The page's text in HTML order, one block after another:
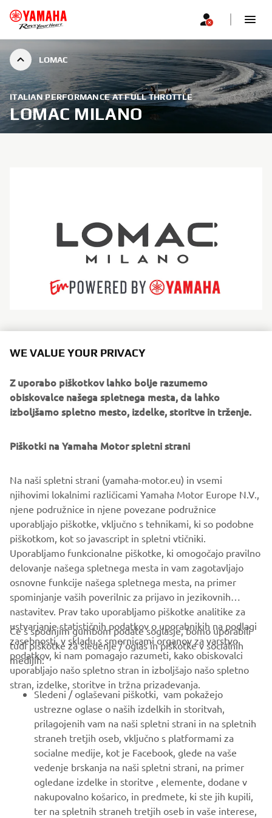
LOMAC
ITALIAN PERFORMANCE AT FULL THROTTLE
LOMAC MILANO
fast, capable and beautifully finished RIBs in Milan,
hulls are known for outstanding handling, stability and
wave-cutting performance. Serving thrill-seekers, families
and professionals, Lomac Milano offers everything from
cruisers. They are built for boaters who want speed, style
and confidence in challenging conditions.
1/4
LOMAC OFFICIAL WEBSITE
PODJETJA
ZA PODJETJA
VEČ YAMAHA
PODPORA
GLASILO
WE VALUE YOUR PRIVACY
Z uporabo piškotkov lahko bolje razumemo
obiskovalce našega spletnega mesta, da lahko
izboljšamo spletno mesto, izdelke, storitve in trženje.
Piškotki na Yamaha Motor spletni strani
Na naši spletni strani (yamaha-motor.eu) in vsemi
njihovimi lokalnimi različicami Yamaha Motor Europe N.V.,
njene podružnice in njene povezane podružnice
uporabljajo piškotke, vključno s tehnikami, ki so podobne
piškotkom, kot so javascript in spletni vtičniki.
Uporabljamo funkcionalne piškotke, ki omogočajo pravilno
delovanje našega spletnega mesta in vam zagotavljajo
osnovne funkcije našega spletnega mesta, na primer
spominjanje vaših poverilnic za prijavo in jezikovnih
nastavitev. Prav tako uporabljamo piškotke analitike za
ustvarjanje statističnih podatkov o uporabnikih na podlagi
zasebnosti, v skladu s smernicami organov za varstvo
podatkov, ki nam pomagajo razumeti, kako obiskovalci
uporabljajo našo spletno stran in izboljšajo našo spletno
stran, izdelke, storitve in tržna prizadevanja.
Če s spodnjim gumbom podate soglasje, bomo uporabili
tudi piškotke za sledenje / oglas in piškotke v socialnih
medijih:
Sledeni / oglaševani piškotki, vam pokažejo
ustrezne oglase o naših izdelkih in storitvah,
prilagojenih vam na naši spletni strani in na spletnih
straneh tretjih oseb, vključno s platformami za
socialne medije, kot je Facebook, glede na vaše
vedenje brskanja na naši spletni strani, na primer
ogledane izdelke in storitve , elemente, dodane v
nakupovalno košarico, in predmete, ki ste jih kupili,
ter na spletnih straneh tretjih oseb in vaše interese,